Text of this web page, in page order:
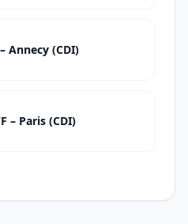
Annecy (CDI)
– Paris (CDI)